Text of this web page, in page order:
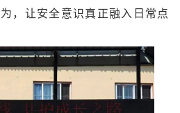
，让安全意识真正融入日常点